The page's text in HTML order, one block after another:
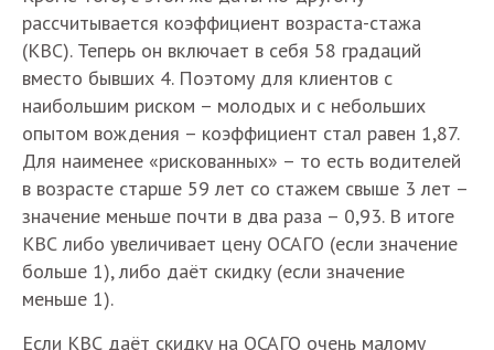
рассчитывается коэффициент возраста-стажа
(КВС). Теперь он включает в себя 58 градаций
вместо бывших 4. Поэтому для клиентов с
наибольшим риском – молодых и с небольших
опытом вождения – коэффициент стал равен 1,87.
Для наименее «рискованных» – то есть водителей
в возрасте старше 59 лет со стажем свыше 3 лет –
значение меньше почти в два раза – 0,93. В итоге
КВС либо увеличивает цену ОСАГО (если значение
больше 1), либо даёт скидку (если значение
меньше 1).
Если КВС даёт скидку на ОСАГО очень малому